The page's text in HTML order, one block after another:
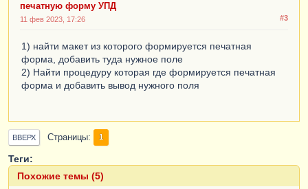
печатную форму УПД
#3
11 фев 2023, 17:26
1) найти макет из которого формируется печатная
форма, добавить туда нужное поле
2) Найти процедуру которая где формируется печатная
форма и добавить вывод нужного поля
ВВЕРХ Страницы 1
Теги:
Похожие темы (5)